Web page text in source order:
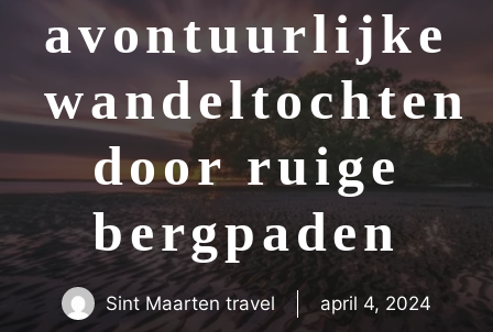
avontuurlijke
wandeltochten
door ruige
bergpaden
Sint Maarten travel april 4, 2024